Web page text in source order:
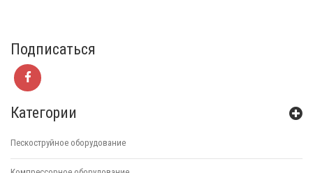
Подписаться
Категории
Пескоструйное оборудование